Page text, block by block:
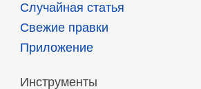
Случайная статья
Свежие правки
Приложение
Инструменты